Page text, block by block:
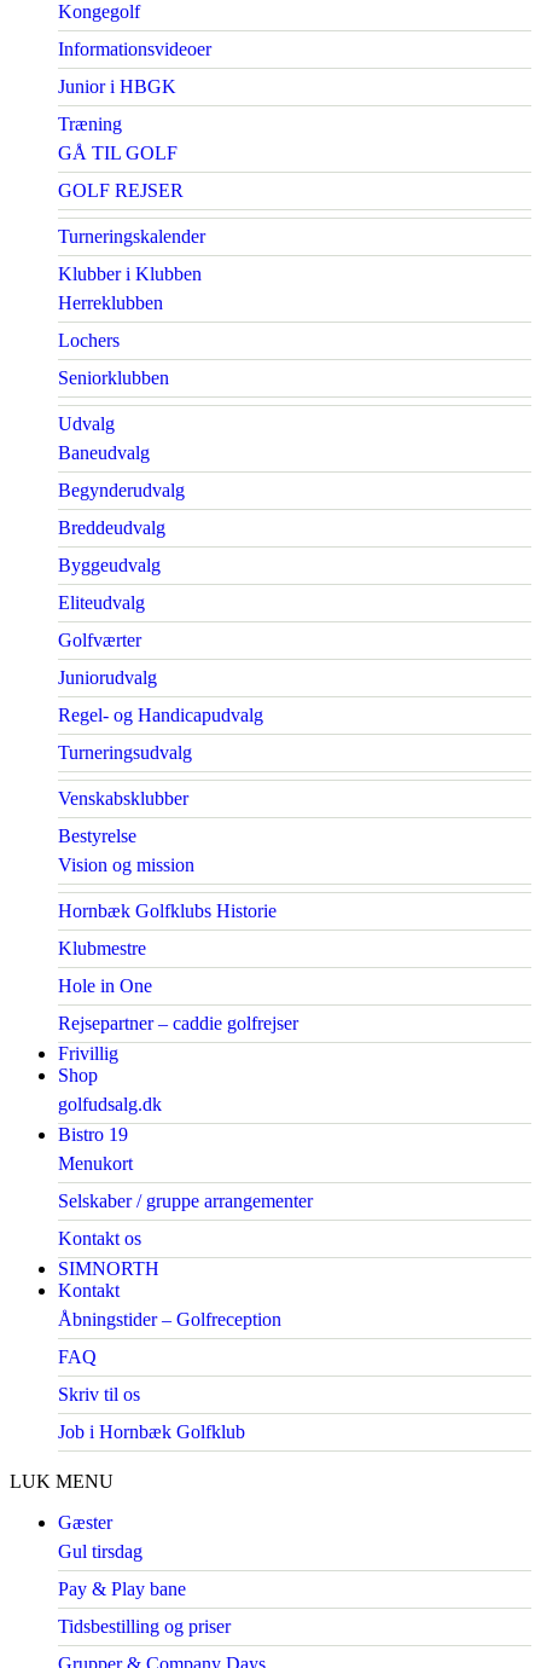
Kongegolf
Informationsvideoer
Junior i HBGK
Træning
GÅ TIL GOLF
GOLF REJSER
Turneringskalender
Klubber i Klubben
Herreklubben
Lochers
Seniorklubben
Udvalg
Baneudvalg
Begynderudvalg
Breddeudvalg
Byggeudvalg
Eliteudvalg
Golfværter
Juniorudvalg
Regel- og Handicapudvalg
Turneringsudvalg
Venskabsklubber
Bestyrelse
Vision og mission
Hornbæk Golfklubs Historie
Klubmestre
Hole in One
Rejsepartner – caddie golfrejser
Frivillig
Shop
golfudsalg.dk
Bistro 19
Menukort
Selskaber / gruppe arrangementer
Kontakt os
SIMNORTH
Kontakt
Åbningstider – Golfreception
FAQ
Skriv til os
Job i Hornbæk Golfklub
LUK MENU
Gæster
Gul tirsdag
Pay & Play bane
Tidsbestilling og priser
Grupper & Company Days